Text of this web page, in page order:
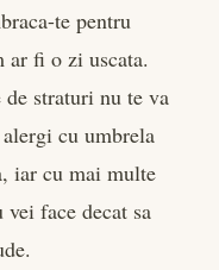
te pentru
ar fi o zi uscata.
de straturi nu te va
cu umbrela
iar cu mai multe
face decat sa